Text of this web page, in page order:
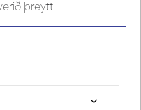
þreytt.